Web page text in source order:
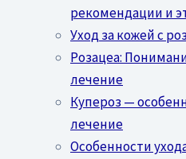
рекомендации и
Уход за кожей с
Розацеа:
лечение
Купероз —
лечение
Особенности